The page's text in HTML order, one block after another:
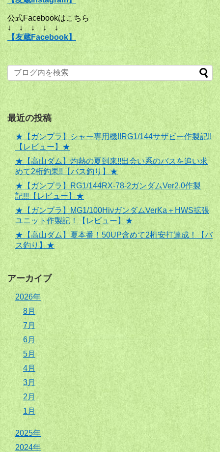
公式Facebookはこちら
↓ ↓ ↓ ↓ ↓
【友蔵Facebook】
最近の投稿
★【ガンプラ】シャー専用機!!RG1/144サザビー作製記!!
【レビュー】★
★【高山ダム】灼熱の夏到来!!出会い系のバスを追い求
めて2桁釣果!!【バス釣り】★
★【ガンプラ】RG1/144RX-78-2ガンダムVer2.0作製
記!!!【レビュー】★
★【ガンプラ】MG1/100HiνガンダムVerKa＋HWS拡張
ユニット作製記！【レビュー】★
★【高山ダム】夏本番！50UP含めて2桁安打達成！【バ
ス釣り】★
アーカイブ
2026年
8月
7月
6月
5月
4月
3月
2月
1月
2025年
2024年